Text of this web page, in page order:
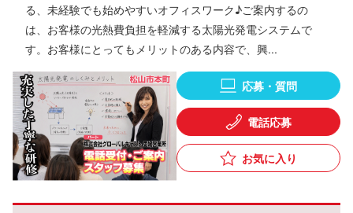
る、未経験でも始めやすいオフィスワーク♪ご案内するの
は、お客様の光熱費負担を軽減する太陽光発電システムで
す。お客様にとってもメリットのある内容で、興...
応募・質問
電話応募
お気に入り